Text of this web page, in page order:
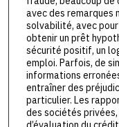
avec des remarques
solvabilité, avec
obtenir un prêt
sécurité positif, un
emploi. Parfois, de
informations
entraîner des
particulier. Les
des sociétés